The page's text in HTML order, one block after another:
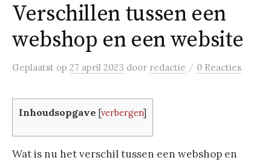
Verschillen tussen een
webshop en een website
Geplaatst op 27 april 2023 door redactie / 0 Reacties
Inhoudsopgave [verbergen]
Wat is nu het verschil tussen een webshop en